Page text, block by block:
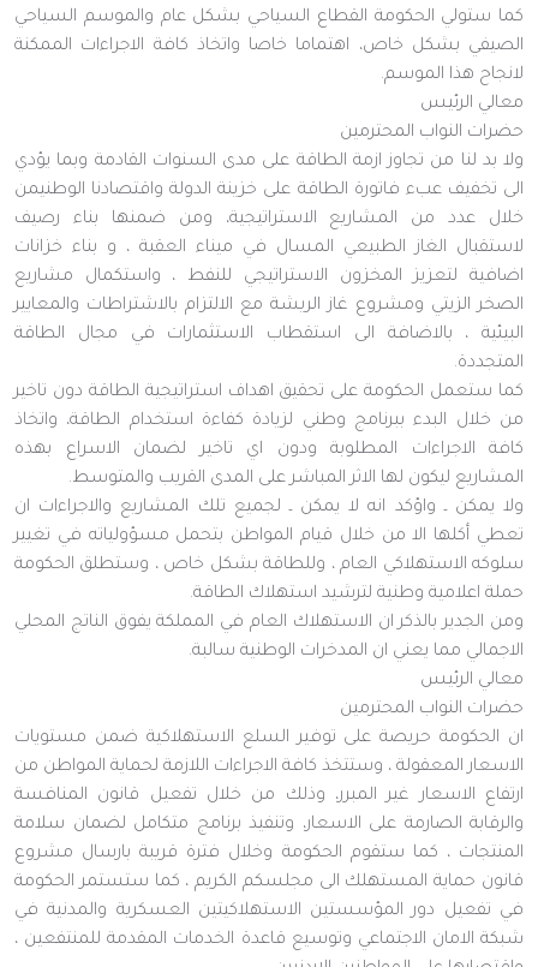
كما ستولي الحكومة القطاع السياحي بشكل عام والموسم السياحي
الصيفي بشكل خاص، اهتماما خاصا واتخاذ كافة الاجراءات الممكنة
لانجاح هذا الموسم.
معالي الرئيس
حضرات النواب المحترمين
ولا بد لنا من تجاوز ازمة الطاقة على مدى السنوات القادمة وبما يؤدي
الى تخفيف عبء فاتورة الطاقة على خزينة الدولة واقتصادنا الوطنيمن
خلال عدد من المشاريع الاستراتيجية، ومن ضمنها بناء رصيف
لاستقبال الغاز الطبيعي المسال في ميناء العقبة ، و بناء خزانات
اضافية لتعزيز المخزون الاستراتيجي للنفط ، واستكمال مشاريع
الصخر الزيتي ومشروع غاز الريشة مع الالتزام بالاشتراطات والمعايير
البيئية ، بالاضافة الى استقطاب الاستثمارات في مجال الطاقة
المتجددة.
كما ستعمل الحكومة على تحقيق اهداف استراتيجية الطاقة دون تاخير
من خلال البدء ببرنامج وطني لزيادة كفاءة استخدام الطاقة، واتخاذ
كافة الاجراءات المطلوبة ودون اي تاخير لضمان الاسراع بهذه
المشاريع ليكون لها الاثر المباشر على المدى القريب والمتوسط.
ولا يمكن ـ واؤكد انه لا يمكن ـ لجميع تلك المشاريع والاجراءات ان
تعطي أكلها الا من خلال قيام المواطن بتحمل مسؤولياته في تغيير
سلوكه الاستهلاكي العام ، وللطاقة بشكل خاص ، وستطلق الحكومة
حملة اعلامية وطنية لترشيد استهلاك الطاقة.
ومن الجدير بالذكر ان الاستهلاك العام في المملكة يفوق الناتج المحلي
الاجمالي مما يعني ان المدخرات الوطنية سالبة.
معالي الرئيس
حضرات النواب المحترمين
ان الحكومة حريصة على توفير السلع الاستهلاكية ضمن مستويات
الاسعار المعقولة ، وستتخذ كافة الاجراءات اللازمة لحماية المواطن من
ارتفاع الاسعار غير المبرر، وذلك من خلال تفعيل قانون المنافسة
والرقابة الصارمة على الاسعار، وتنفيذ برنامج متكامل لضمان سلامة
المنتجات ، كما ستقوم الحكومة وخلال فترة قريبة بارسال مشروع
قانون حماية المستهلك الى مجلسكم الكريم ، كما ستستمر الحكومة
في تفعيل دور المؤسستين الاستهلاكيتين العسكرية والمدنية في
شبكة الامان الاجتماعي وتوسيع قاعدة الخدمات المقدمة للمنتفعين ،